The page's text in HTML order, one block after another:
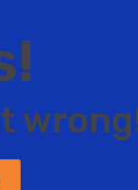
!
t wrong